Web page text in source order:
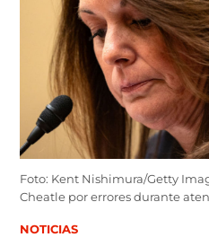
Foto: Kent Nishimura/Getty
Cheatle por errores durante
POSTED
NOTICIAS